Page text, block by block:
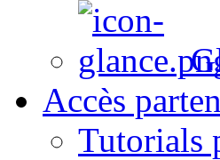
Accès
Tutorials